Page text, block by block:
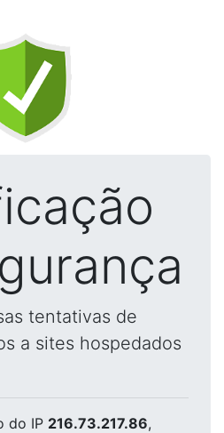
tentativas de
a sites hospedados
do IP 216.73.217.86,